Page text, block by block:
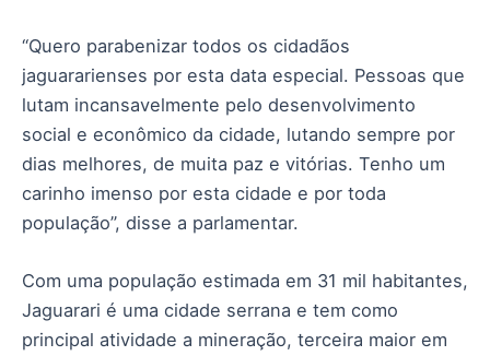
“Quero parabenizar todos os cidadãos
jaguararienses por esta data especial. Pessoas que
lutam incansavelmente pelo desenvolvimento
social e econômico da cidade, lutando sempre por
dias melhores, de muita paz e vitórias. Tenho um
carinho imenso por esta cidade e por toda
população”, disse a parlamentar.
Com uma população estimada em 31 mil habitantes,
Jaguarari é uma cidade serrana e tem como
principal atividade a mineração, terceira maior em